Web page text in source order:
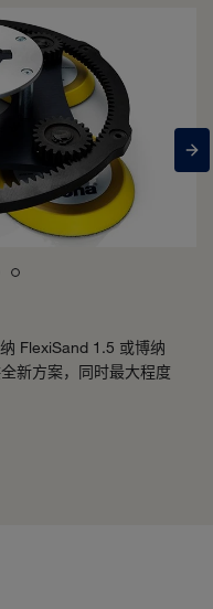
FlexiSand 1.5 或博纳
新方案，同时最大程度